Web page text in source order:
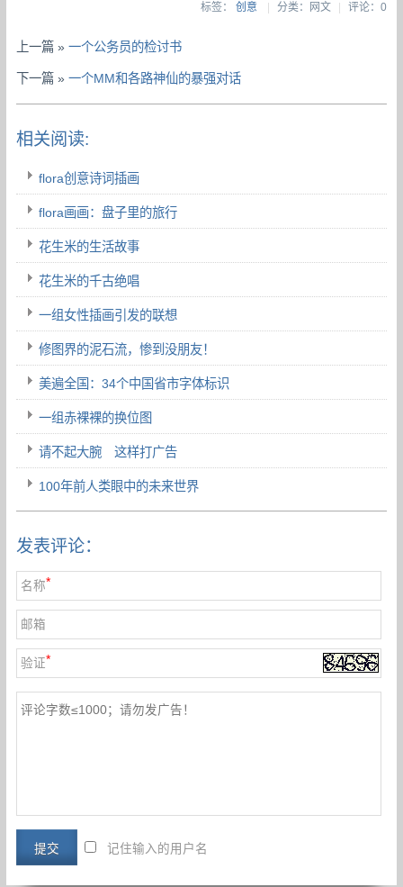
标签： 创意 | 分类：网文| 评论：0
上一篇 »一个公务员的检讨书
下一篇 »一个MM和各路神仙的暴强对话
相关阅读:
flora创意诗词插画
flora画画：盘子里的旅行
花生米的生活故事
花生米的千古绝唱
一组女性插画引发的联想
修图界的泥石流，惨到没朋友！
美遍全国：34个中国省市字体标识
一组赤裸裸的换位图
请不起大腕 这样打广告
100年前人类眼中的未来世界
发表评论：
名称*
邮箱
验证*
记住输入的用户名